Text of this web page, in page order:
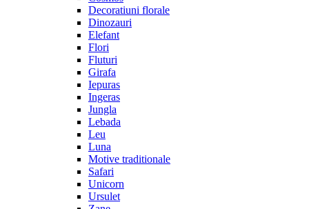
Decoratiuni florale
Dinozauri
Elefant
Flori
Fluturi
Girafa
Iepuras
Ingeras
Jungla
Lebada
Leu
Luna
Motive traditionale
Safari
Unicorn
Ursulet